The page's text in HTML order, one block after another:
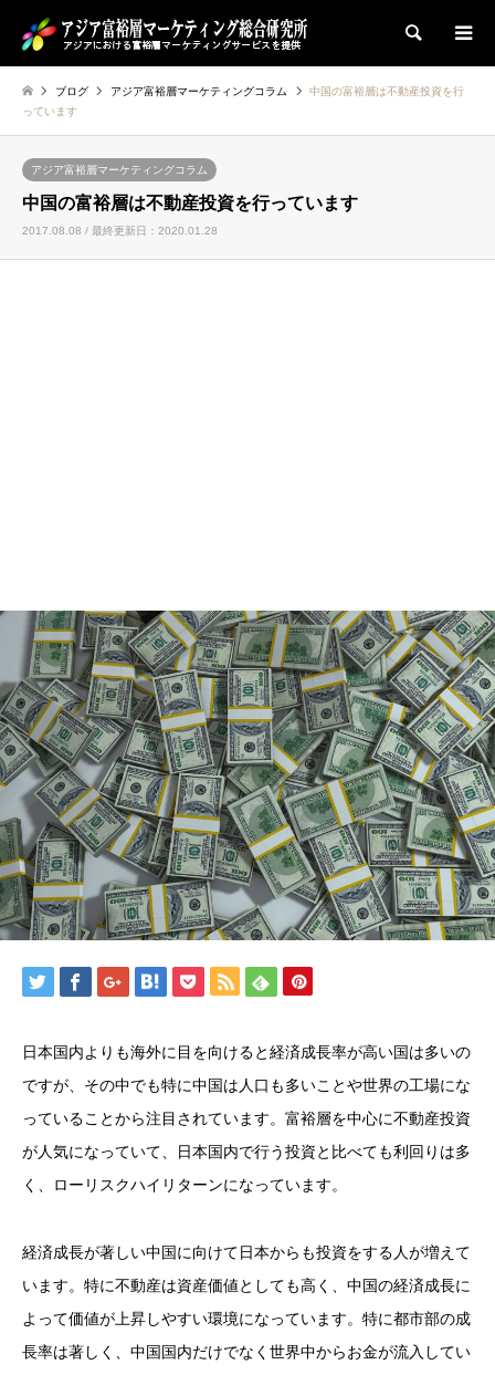
検索
ブログ アジア富裕層マーケティングコラム
中国の富裕層は不動産投資を行
っています
アジア富裕層マーケティングコラム
中国の富裕層は不動産投資を行っています
2017.08.08 / 最終更新日：2020.01.28
日本国内よりも海外に目を向けると経済成長率が高い国は多いの
ですが、その中でも特に中国は人口も多いことや世界の工場にな
っていることから注目されています。富裕層を中心に不動産投資
が人気になっていて、日本国内で行う投資と比べても利回りは多
く、ローリスクハイリターンになっています。
経済成長が著しい中国に向けて日本からも投資をする人が増えて
います。特に不動産は資産価値としても高く、中国の経済成長に
よって価値が上昇しやすい環境になっています。特に都市部の成
長率は著しく、中国国内だけでなく世界中からお金が流入してい